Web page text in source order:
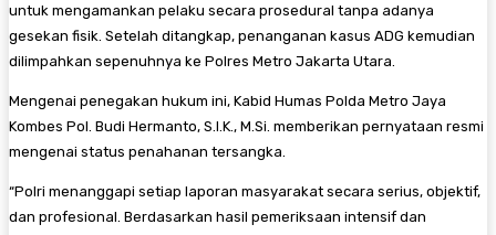
untuk mengamankan pelaku secara prosedural tanpa adanya
gesekan fisik. Setelah ditangkap, penanganan kasus ADG kemudian
dilimpahkan sepenuhnya ke Polres Metro Jakarta Utara.
​Mengenai penegakan hukum ini, Kabid Humas Polda Metro Jaya
Kombes Pol. Budi Hermanto, S.I.K., M.Si. memberikan pernyataan resmi
mengenai status penahanan tersangka.
​“Polri menanggapi setiap laporan masyarakat secara serius, objektif,
dan profesional. Berdasarkan hasil pemeriksaan intensif dan